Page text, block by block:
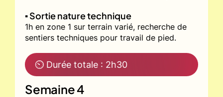
▪️ Sortie nature technique
1h en zone 1 sur terrain varié, recherche de
sentiers techniques pour travail de pied.
⏲ Durée totale : 2h30
Semaine 4